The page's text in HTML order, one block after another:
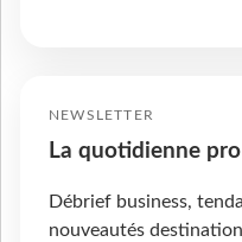
NEWSLETTER
La quotidienne pro
Débrief business,
nouveautés